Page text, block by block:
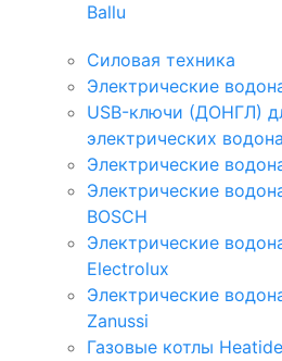
Ballu
Силовая техника
Электрические
USB-ключи (ДОНГЛ)
электрических
Электрические
Электрические
BOSCH
Электрические
Electrolux
Электрические
Zanussi
Газовые котлы